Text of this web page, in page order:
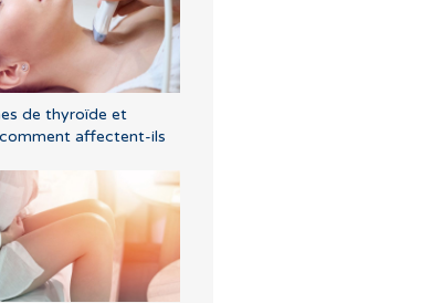
de thyroïde et
affectent-ils